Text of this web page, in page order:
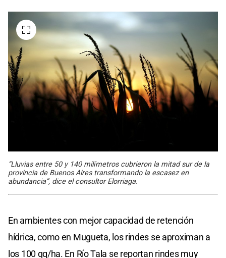
“Lluvias entre 50 y 140 milímetros cubrieron la mitad sur de la
provincia de Buenos Aires transformando la escasez en
abundancia”, dice el consultor Elorriaga.
En ambientes con mejor capacidad de retención
hídrica, como en Mugueta, los rindes se aproximan a
los 100 qq/ha. En Río Tala se reportan rindes muy